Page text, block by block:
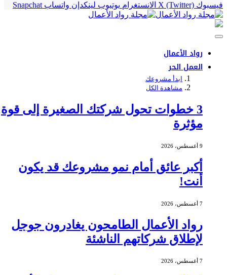
فيسبوك X (Twitter) الانستغرام يوتيوب لينكدإن واتساب Snapchat
رواد الأعمال
العمل الحر
ابدأ مشروعك
مشاهدة الكل
3 خطوات تحول شركتك الصغيرة إلى قوة
مؤثرة
9 أغسطس، 2026
أكبر عائق أمام نمو مشروعك قد يكون
أنت!
7 أغسطس، 2026
رواد الأعمال الطامحون يغادرون جوجل
لإطلاق شركاتهم الناشئة
7 أغسطس، 2026